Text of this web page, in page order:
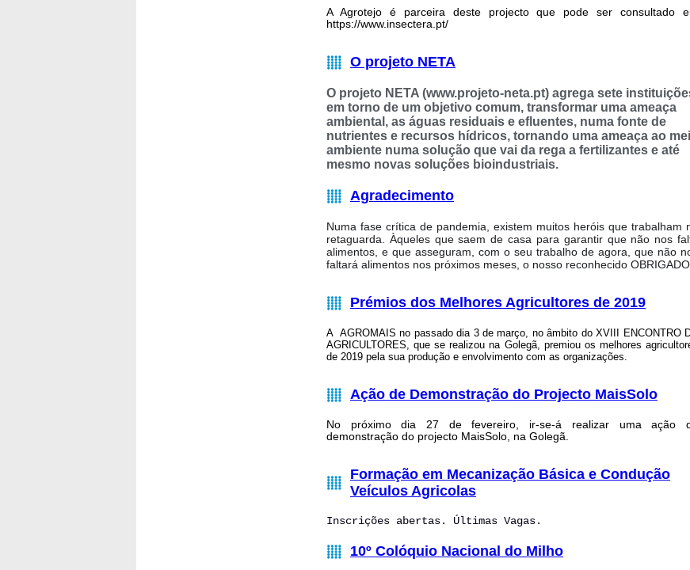
A Agrotejo é parceira deste projecto que pode ser consultado
https://www.insectera.pt/
O projeto NETA
O projeto NETA (www.projeto-neta.pt) agrega sete
em torno de um objetivo comum, transformar uma ameaça
ambiental, as águas residuais e efluentes, numa fonte de
nutrientes e recursos hídricos, tornando uma ameaça ao
ambiente numa solução que vai da rega a fertilizantes e até
mesmo novas soluções bioindustriais.
Agradecimento
Numa fase crítica de pandemia, existem muitos heróis que trabalham
retaguarda. Àqueles que saem de casa para garantir que não nos
alimentos, e que asseguram, com o seu trabalho de agora, que não
faltará alimentos nos próximos meses, o nosso reconhecido
Prémios dos Melhores Agricultores de 2019
A AGROMAIS no passado dia 3 de março, no âmbito do XVIII ENCONTRO
AGRICULTORES, que se realizou na Golegã, premiou os melhores
de 2019 pela sua produção e envolvimento com as organizações.
Ação de Demonstração do Projecto MaisSolo
No próximo dia 27 de fevereiro, ir-se-á realizar uma ação
demonstração do projecto MaisSolo, na Golegã.
Formação em Mecanização Básica e Condução
Veículos Agricolas
Inscrições abertas. Últimas Vagas.
10º Colóquio Nacional do Milho